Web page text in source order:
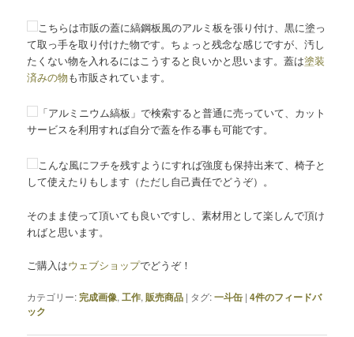
こちらは市販の蓋に縞鋼板風のアルミ板を張り付け、黒に塗っ
て取っ手を取り付けた物です。ちょっと残念な感じですが、汚し
たくない物を入れるにはこうすると良いかと思います。蓋は塗装
済みの物も市販されています。
「アルミニウム縞板」で検索すると普通に売っていて、カット
サービスを利用すれば自分で蓋を作る事も可能です。
こんな風にフチを残すようにすれば強度も保持出来て、椅子と
して使えたりもします（ただし自己責任でどうぞ）。
そのまま使って頂いても良いですし、素材用として楽しんで頂け
ればと思います。
ご購入はウェブショップでどうぞ！
カテゴリー:完成画像,工作,販売商品 | タグ:一斗缶 |4件のフィードバ
ック